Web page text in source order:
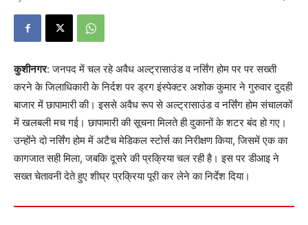
कुशीनगर: जनपद में चल रहे अवैध अल्ट्रासाउंड व नर्सिंग होम पर पर सख्ती
करने के जिलाधिकारी के निर्दश पर ड्रग इंस्पेक्टर अशोक कुमार ने गुरुवार दुदही
बाजार में छापामारी की। इससे अवैध रूप से अल्ट्रासाउंड व नर्सिंग होम संचालकों
में खलबली मच गई। छापामारी की सूचना मिलते ही दुकानों के शटर बंद हो गए।
उन्होंने दो नर्सिंग होम में अटैच मेडिकल स्टोर्स का निरीक्षण किया, जिसमें एक का
कागजात सही मिला, जबकि दूसरे की प्रक्रिया चल रही है। इस पर डीआइ ने
सख्त चेतावनी देते हुए शीघ्र प्रक्रिया पूरी कर लेने का निर्देश दिया।